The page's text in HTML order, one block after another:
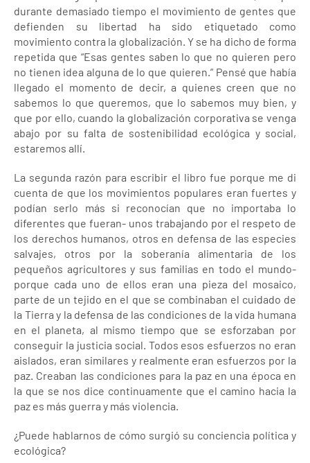
durante demasiado tiempo el movimiento de gentes que
defienden su libertad ha sido etiquetado como
movimiento contra la globalización. Y se ha dicho de forma
repetida que “Esas gentes saben lo que no quieren pero
no tienen idea alguna de lo que quieren.” Pensé que había
llegado el momento de decir, a quienes creen que no
sabemos lo que queremos, que lo sabemos muy bien, y
que por ello, cuando la globalización corporativa se venga
abajo por su falta de sostenibilidad ecológica y social,
estaremos allí.
La segunda razón para escribir el libro fue porque me di
cuenta de que los movimientos populares eran fuertes y
podían serlo más si reconocían que no importaba lo
diferentes que fueran- unos trabajando por el respeto de
los derechos humanos, otros en defensa de las especies
salvajes, otros por la soberanía alimentaria de los
pequeños agricultores y sus familias en todo el mundo-
porque cada uno de ellos eran una pieza del mosaico,
parte de un tejido en el que se combinaban el cuidado de
la Tierra y la defensa de las condiciones de la vida humana
en el planeta, al mismo tiempo que se esforzaban por
conseguir la justicia social. Todos esos esfuerzos no eran
aislados, eran similares y realmente eran esfuerzos por la
paz. Creaban las condiciones para la paz en una época en
la que se nos dice continuamente que el camino hacia la
paz es más guerra y más violencia.
¿Puede hablarnos de cómo surgió su conciencia política y
ecológica?